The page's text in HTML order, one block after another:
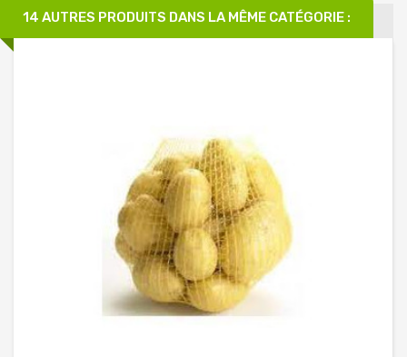
14 AUTRES PRODUITS DANS LA MÊME CATÉGORIE :